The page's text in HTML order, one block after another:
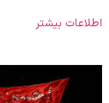
اطلاعات بیشتر